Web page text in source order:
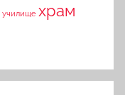
училище храм